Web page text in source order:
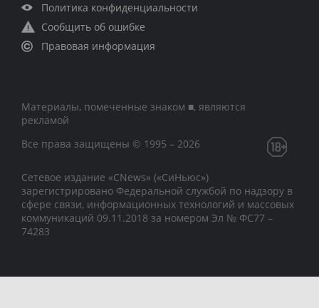
Политика конфиденциальности
Сообщить об ошибке
Правовая информация
Материалы, помеченные знаком ■, являются
рекламой
Все права защищены © 1995 – 2026
Сетевое издание «CNews» («СиНьюс»)
зарегистрировано Федеральной службой по надзору в
сфере связи, информационных технологий и массовых
коммуникаций 09.11.2018 за номером Эл № ФС77 –
74283